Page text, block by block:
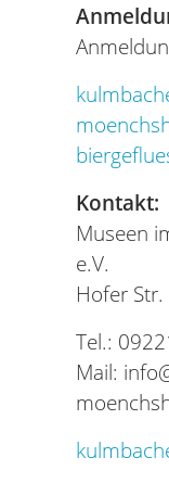
Kontakt:
Museen
e.V.
Hofer
Tel.:
Mail: